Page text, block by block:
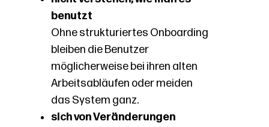
benutzt
Ohne strukturiertes Onboarding
bleiben die Benutzer
möglicherweise bei ihren alten
Arbeitsabläufen oder meiden
das System ganz.
sich von Veränderungen